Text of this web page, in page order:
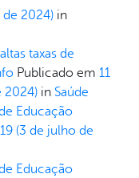
de 2024) in
taxas de
Publicado em 11
2024) in Saúde
Educação
(3 de julho de
Educação